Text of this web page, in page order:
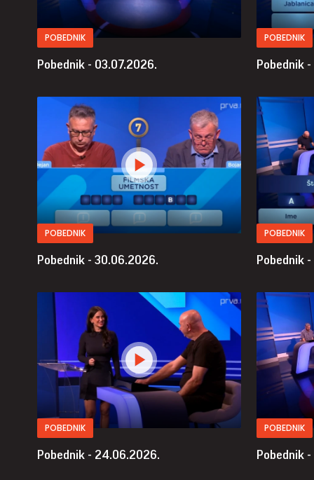
POBEDNIK
Pobednik - 03.07.2026.
POBEDNIK
Pobednik
POBEDNIK
Pobednik - 30.06.2026.
POBEDNIK
Pobednik
POBEDNIK
Pobednik - 24.06.2026.
POBEDNIK
Pobednik